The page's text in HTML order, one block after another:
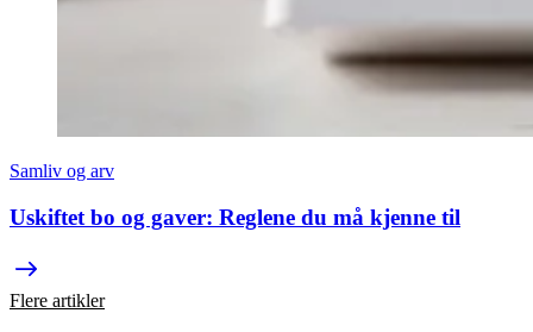
Samliv og arv
Uskiftet bo og gaver: Reglene du må kjenne til
Flere artikler